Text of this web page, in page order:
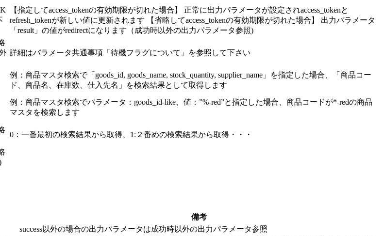
【指定してaccess_tokenの有効期限が切れた場合】 正常に出力パラメータが設定されaccess_tokenと
refresh_tokenが新しい値に更新されます 【省略してaccess_tokenの有効期限が切れた場合】 出力パラメータ
「result」の値がredirectになります（成功時以外の出力パラメータ参照)
詳細はパラメータ共通事項「待機フラグについて」を参照して下さい
例：商品マスタ検索で「goods_id, goods_name, stock_quantity, supplier_name」を指定した場合、「商品コー
ド、商品名、在庫数、仕入先名」を検索結果として取得します
例：商品マスタ検索でパラメータ：goods_id-like、値：”%-red”と指定した場合、商品コードが*-redの商品
マスタを検索します
0：一番最初の検索結果から取得、1:２番めの検索結果から取得・・・
備考
success以外の場合の出力パラメータは成功時以外の出力パラメータ参照